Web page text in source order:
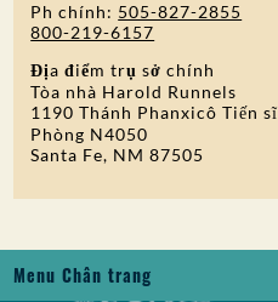
Ph chính: 505-827-2855
800-219-6157
Địa điểm trụ sở chính
Tòa nhà Harold Runnels
1190 Thánh Phanxicô Tiến sĩ
Phòng N4050
Santa Fe, NM 87505
Menu Chân trang